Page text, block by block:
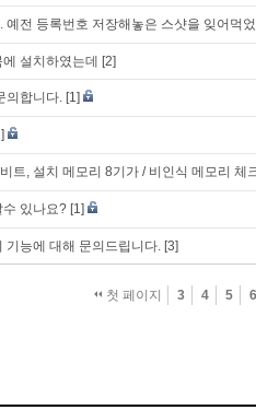
예전 등록번호 저장해놓은 스샷을 잊어먹
설치하였는데 [2]
의합니다. [1]
트, 설치 메모리 8기가 / 비인식 메모리 체
수 있나요? [1]
기능에 대해 문의드립니다. [3]
첫 페이지 3 4 5 6